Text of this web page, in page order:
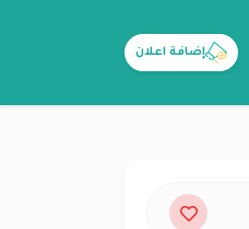
إضافة اعلان